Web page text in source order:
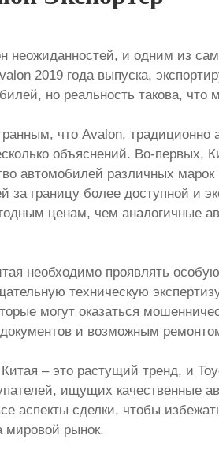
неожиданностей, и одним из
2019 года выпуска,
но реальность такова,
что Avalon,
объяснений. Во-
автомобилей различных
за границу более доступной
ценам, чем аналогичные
необходимо проявлять
техническую
могут оказаться
и возможным
– это растущий тренд, и
ищущих качественные
аспекты сделки, чтобы
мировой рынок.